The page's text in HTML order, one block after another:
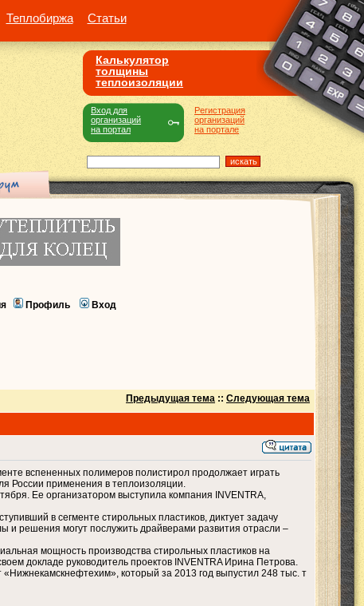
Теплобиржа Статьи
Калькулятор
толщины
теплоизоляции
Регистрация
организаций
на портале
Вход для
организаций
на портал
Профиль Вход
Предыдущая тема :: Следующая тема
вспененных полимеров полистирол продолжает играть
России применения в теплоизоляции.
Ее организатором выступила компания INVENTRA,
в сегменте стирольных пластиков, диктует задачу
и решения могут послужить драйверами развития отрасли –
мощность производства стирольных пластиков на
докладе руководитель проектов INVENTRA Ирина Петрова.
который за 2013 год выпустил 248 тыс. т